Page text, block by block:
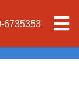
6735353